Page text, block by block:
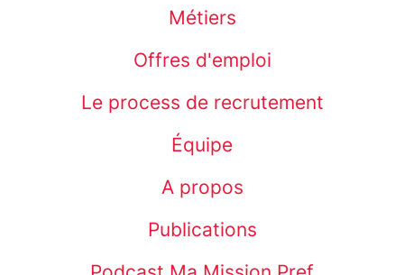
Métiers
Offres d'emploi
Le process de recrutement
Équipe
A propos
Publications